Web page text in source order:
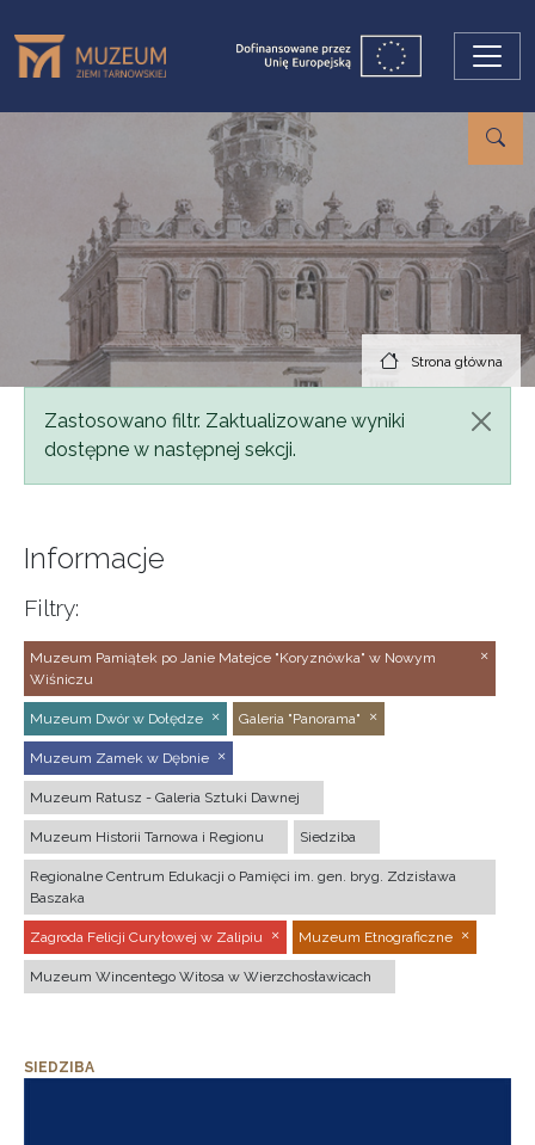
Strona główna
Komunikat
Zastosowano filtr. Zaktualizowane wyniki
dostępne w następnej sekcji.
Informacje
Filtry:
Muzeum Pamiątek po Janie Matejce "Koryznówka" w Nowym
Wiśniczu
Muzeum Dwór w Dołędze Galeria "Panorama"
Muzeum Zamek w Dębnie
Muzeum Ratusz - Galeria Sztuki Dawnej
Muzeum Historii Tarnowa i Regionu Siedziba
Regionalne Centrum Edukacji o Pamięci im. gen. bryg. Zdzisława
Baszaka
Zagroda Felicji Curyłowej w Zalipiu Muzeum Etnograficzne
Muzeum Wincentego Witosa w Wierzchosławicach
SIEDZIBA